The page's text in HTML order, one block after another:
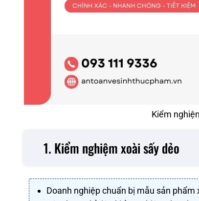
Kiểm
1. Kiểm nghiệm xoài sấy dẻo
Doanh nghiệp chuẩn bị mẫu sản